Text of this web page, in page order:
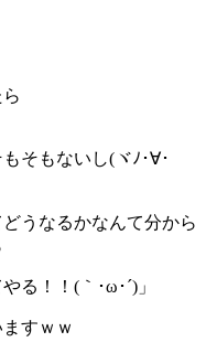
そもないし(ヾﾉ･∀･
うなるかなんて分から
る！！(｀･ω･´)」
すｗｗ